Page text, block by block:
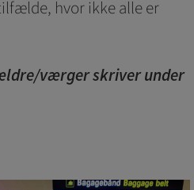
hvor ikke alle er
værger skriver under